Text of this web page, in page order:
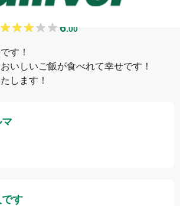
6.00
す！
いしいご飯が食べれて幸せです！
します！
す